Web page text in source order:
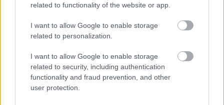
related to functionality of the website or app.
I want to allow Google to enable storage
related to personalization.
I want to allow Google to enable storage
related to security, including authentication
functionality and fraud prevention, and other
user protection.Támogasd adományoddal
a ManUtdFanatics.hu működését!